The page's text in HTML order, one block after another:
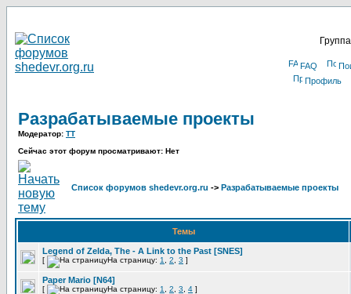
FAQ
Профиль
Разрабатываемые проекты
Модератор: TT
Сейчас этот форум просматривают: Нет
Список форумов shedevr.org.ru -> Разрабатываемые проекты
Темы
Legend of Zelda, The - A Link to the Past [SNES]
[ На страницу: 1 2 3 ]
Paper Mario [N64]
[ На страницу: 1 2 3 4 ]